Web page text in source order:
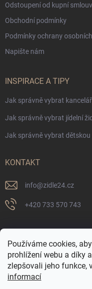
Používáme cookies,
prohlížení webu a díky
zlepšovali jeho funkce,
informací
Odstoupení od kupní
Obchodní podmínky
Podmínky ochrany
Napište nám
INSPIRACE A TIPY
Jak správně vybrat
Jak správně vybrat jídelní
Jak správně vybrat dětskou
KONTAKT
info@zidle24.cz
+420 733 570 743
PŘIJÍMÁME ONLINE